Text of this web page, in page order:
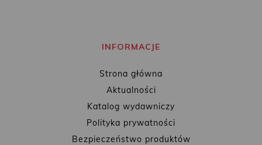
INFORMACJE
Strona główna
Aktualności
Katalog wydawniczy
Polityka prywatności
Bezpieczeństwo produktów